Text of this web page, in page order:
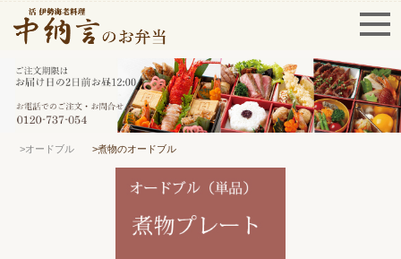
>オードブル >煮物のオードブル